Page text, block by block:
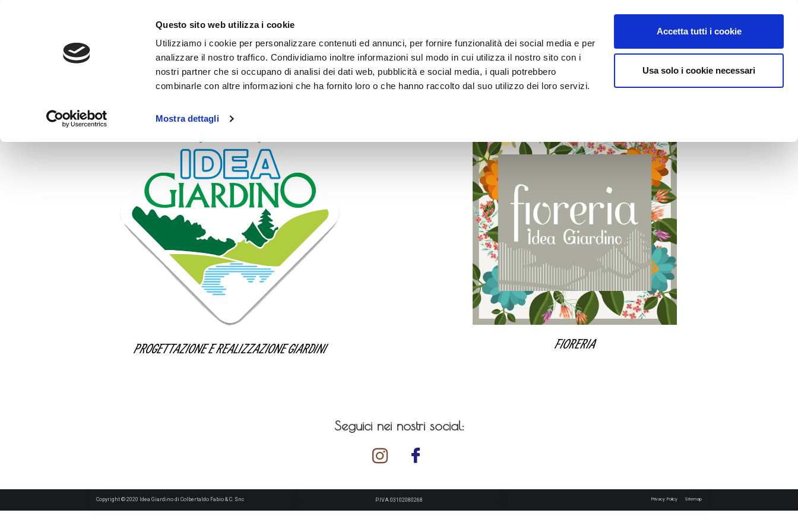
Questo sito web utilizza i cookie
Utilizziamo i cookie per personalizzare contenuti ed annunci, per fornire funzionalità dei social media e per
analizzare il nostro traffico. Condividiamo inoltre informazioni sul modo in cui utilizza il nostro sito con i
nostri partner che si occupano di analisi dei dati web, pubblicità e social media, i quali potrebbero
combinarle con altre informazioni che ha fornito loro o che hanno raccolto dal suo utilizzo dei loro servizi.
Mostra dettagli
Accetta tutti i cookie
Usa solo i cookie necessari
Idea Giardino Snc nasce nel 1995 con lo scopo di progettare, realizzare parchi e giardini e in seguito integra una parte di Artigianato Floreale.
PROGETTAZIONE E REALIZZAZIONE GIARDINI FIORERIA
Seguici nei nostri social:
Copyright © 2020 Idea Giardino di Colbertaldo Fabio & C. Snc P.IVA 03102080268 Privacy Policy Sitemap